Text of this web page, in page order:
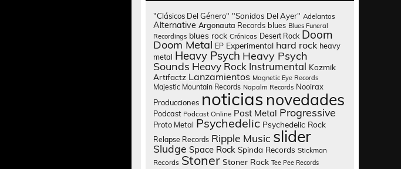
"Clásicos Del Género" "Sonidos Del Ayer" Adelantos
Alternative Argonauta Records blues Blues Funeral
Recordings blues rock Crónicas Desert Rock Doom
Doom Metal EP Experimental hard rock heavy
metal Heavy Psych Heavy Psych
Sounds Heavy Rock Instrumental Kozmik
Artifactz Lanzamientos Magnetic Eye Records
Majestic Mountain Records Napalm Records Nooirax
Producciones noticias novedades
Podcast Podcast Online Post Metal Progressive
Proto Metal Psychedelic Psychedelic Rock
Relapse Records Ripple Music slider
Sludge Space Rock Spinda Records Stickman
Records Stoner Stoner Rock Tee Pee Records